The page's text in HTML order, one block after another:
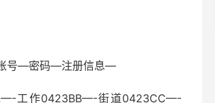
账号—密码—注册信息—
工作0423BB—-街道0423CC—-